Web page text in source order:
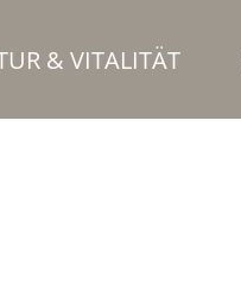
& VITALITÄT